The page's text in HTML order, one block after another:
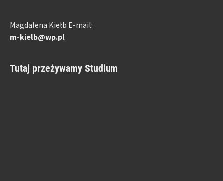
Magdalena Kiełb E-mail:
m-kielb@wp.pl
Tutaj przeżywamy Studium